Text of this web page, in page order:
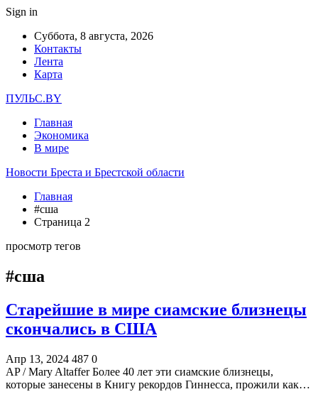
Sign in
Суббота, 8 августа, 2026
Контакты
Лента
Карта
ПУЛЬС.BY
Главная
Экономика
В мире
Новости Бреста и Брестской области
Главная
#сша
Страница 2
просмотр тегов
#сша
Старейшие в мире сиамские близнецы
скончались в США
Апр 13, 2024 487 0
AP / Mary Altaffer Более 40 лет эти сиамские близнецы,
которые занесены в Книгу рекордов Гиннесса, прожили как…